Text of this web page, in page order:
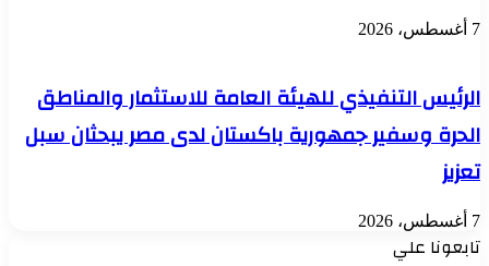
7 أغسطس، 2026
الرئيس التنفيذي للهيئة العامة للاستثمار والمناطق
الحرة وسفير جمهورية باكستان لدى مصر يبحثان سبل
تعزيز
7 أغسطس، 2026
تابعونا علي